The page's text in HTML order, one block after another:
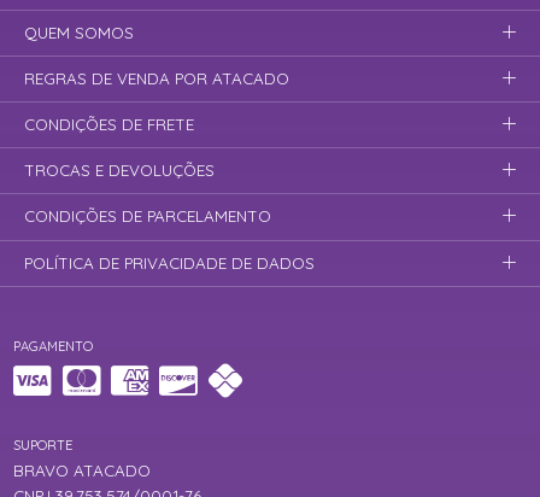
PAGAMENTO
SUPORTE
BRAVO ATACADO
QUEM SOMOS
REGRAS DE VENDA POR ATACADO
CONDIÇÕES DE FRETE
TROCAS E DEVOLUÇÕES
CONDIÇÕES DE PARCELAMENTO
POLÍTICA DE PRIVACIDADE DE DADOS